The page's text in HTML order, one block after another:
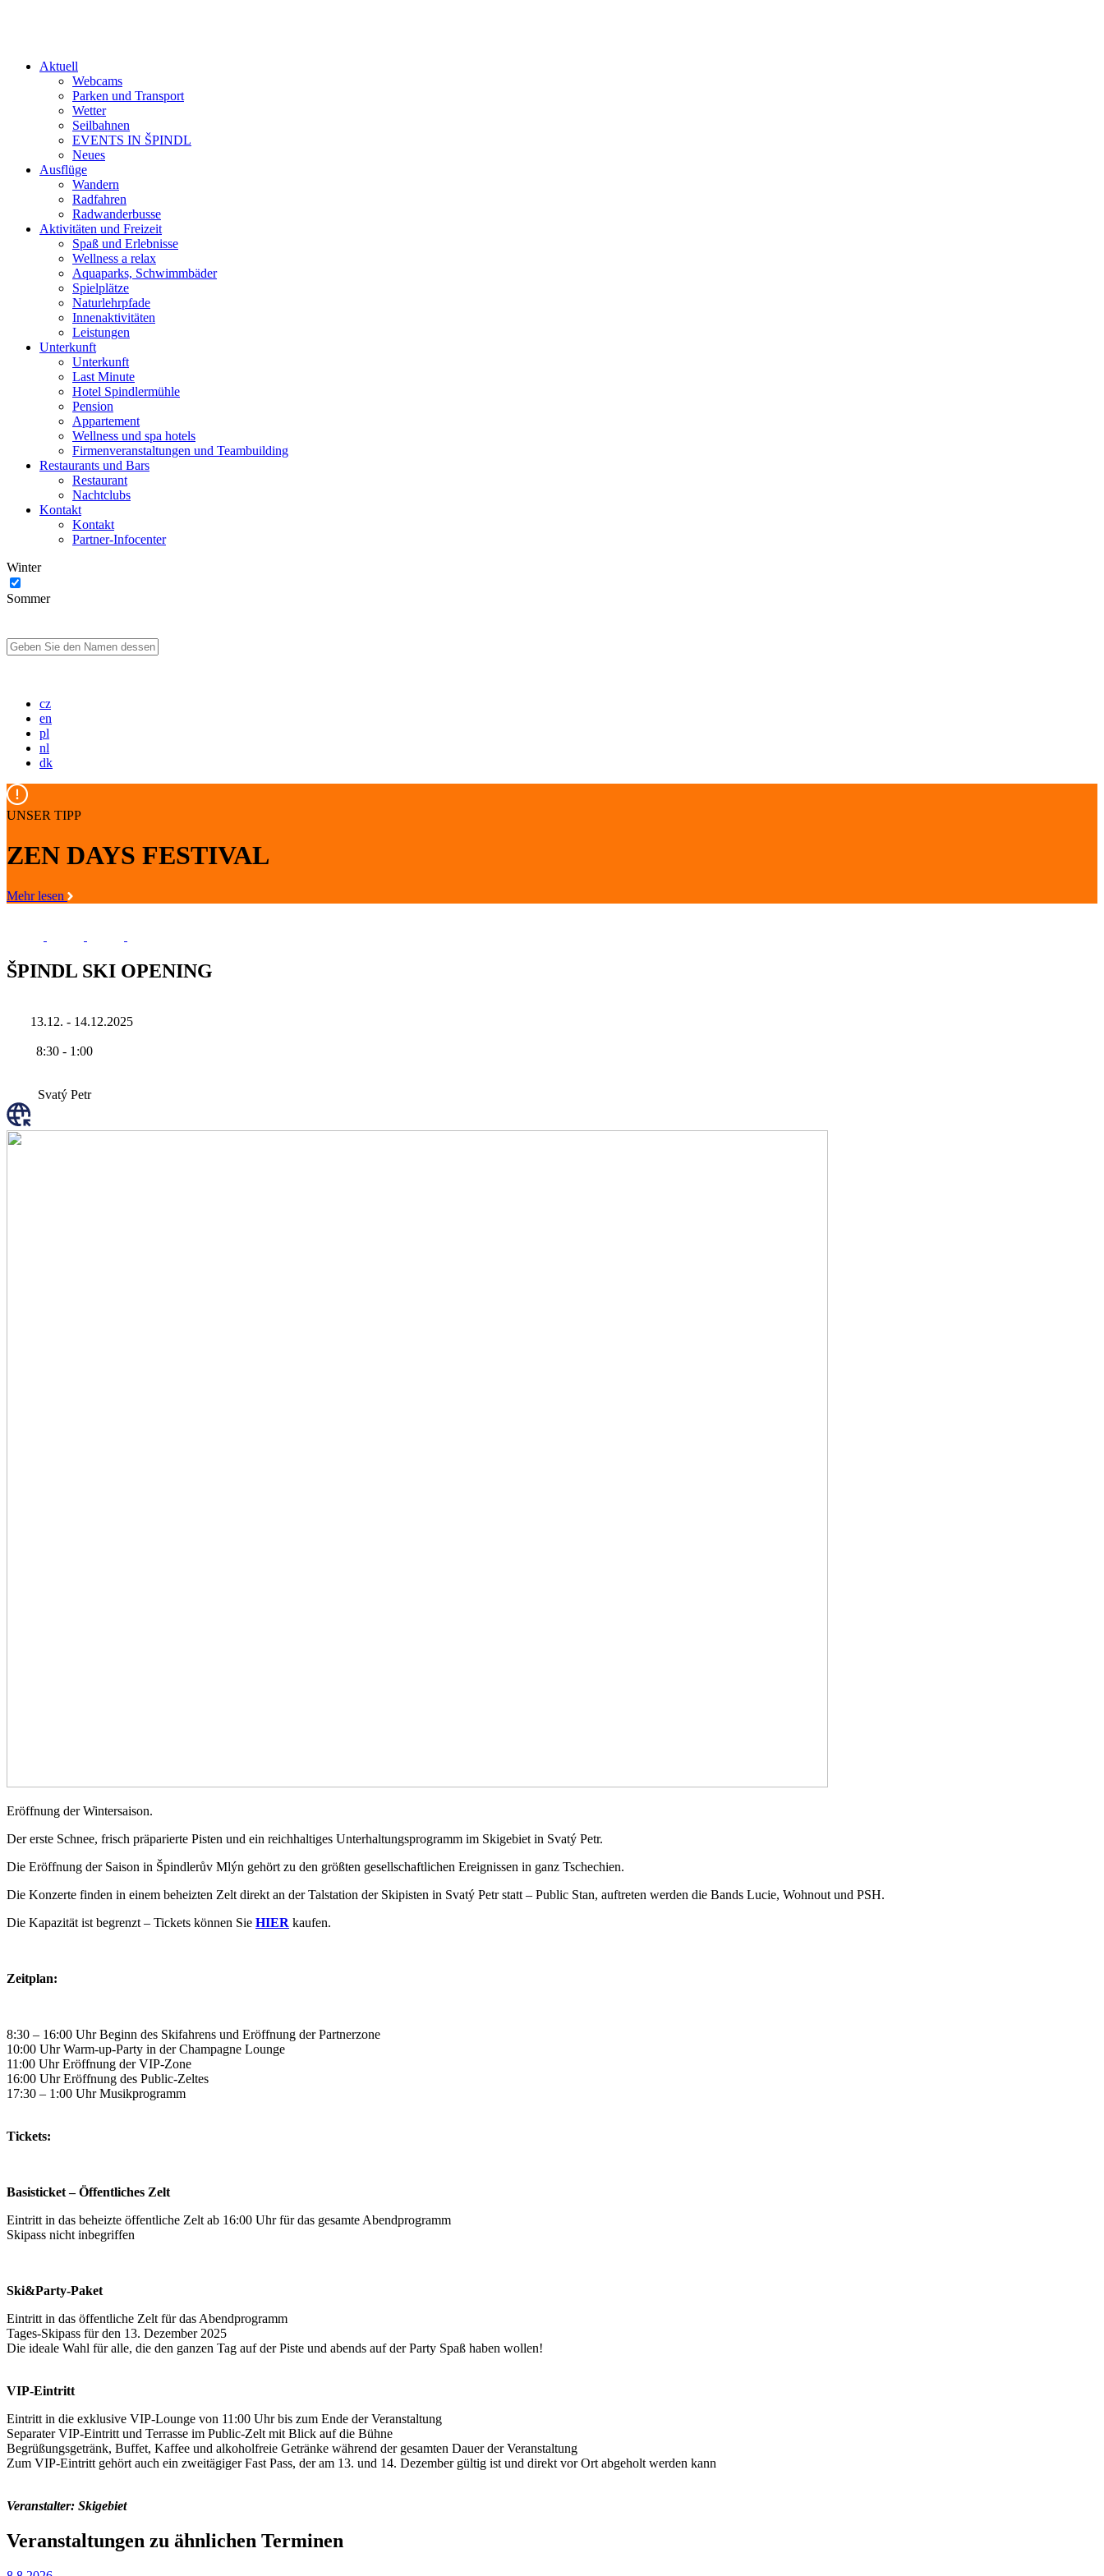
Aktuell
Webcams
Parken und Transport
Wetter
Seilbahnen
EVENTS IN ŠPINDL
Neues
Ausflüge
Wandern
Radfahren
Radwanderbusse
Aktivitäten und Freizeit
Spaß und Erlebnisse
Wellness a relax
Aquaparks, Schwimmbäder
Spielplätze
Naturlehrpfade
Innenaktivitäten
Leistungen
Unterkunft
Unterkunft
Last Minute
Hotel Spindlermühle
Pension
Appartement
Wellness und spa hotels
Firmenveranstaltungen und Teambuilding
Restaurants und Bars
Restaurant
Nachtclubs
Kontakt
Kontakt
Partner-Infocenter
Winter
Sommer
cz
en
pl
nl
dk
UNSER TIPP
ZEN DAYS FESTIVAL
Mehr lesen
ŠPINDL SKI OPENING
13.12. - 14.12.2025
8:30 - 1:00
Svatý Petr
Eröffnung der Wintersaison.
Der erste Schnee, frisch präparierte Pisten und ein reichhaltiges Unterhaltungsprogramm im Skigebiet in Svatý Petr.
Die Eröffnung der Saison in Špindlerův Mlýn gehört zu den größten gesellschaftlichen Ereignissen in ganz Tschechien.
Die Konzerte finden in einem beheizten Zelt direkt an der Talstation der Skipisten in Svatý Petr statt – Public Stan, auftreten werden die Bands Lucie, Wohnout und PSH.
Die Kapazität ist begrenzt – Tickets können Sie HIER kaufen.
Zeitplan:
8:30 – 16:00 Uhr Beginn des Skifahrens und Eröffnung der Partnerzone
10:00 Uhr Warm-up-Party in der Champagne Lounge
11:00 Uhr Eröffnung der VIP-Zone
16:00 Uhr Eröffnung des Public-Zeltes
17:30 – 1:00 Uhr Musikprogramm
Tickets:
Basisticket – Öffentliches Zelt
Eintritt in das beheizte öffentliche Zelt ab 16:00 Uhr für das gesamte Abendprogramm
Skipass nicht inbegriffen
Ski&Party-Paket
Eintritt in das öffentliche Zelt für das Abendprogramm
Tages-Skipass für den 13. Dezember 2025
Die ideale Wahl für alle, die den ganzen Tag auf der Piste und abends auf der Party Spaß haben wollen!
VIP-Eintritt
Eintritt in die exklusive VIP-Lounge von 11:00 Uhr bis zum Ende der Veranstaltung
Separater VIP-Eintritt und Terrasse im Public-Zelt mit Blick auf die Bühne
Begrüßungsgetränk, Buffet, Kaffee und alkoholfreie Getränke während der gesamten Dauer der Veranstaltung
Zum VIP-Eintritt gehört auch ein zweitägiger Fast Pass, der am 13. und 14. Dezember gültig ist und direkt vor Ort abgeholt werden kann
Veranstalter: Skigebiet
Veranstaltungen zu ähnlichen Terminen